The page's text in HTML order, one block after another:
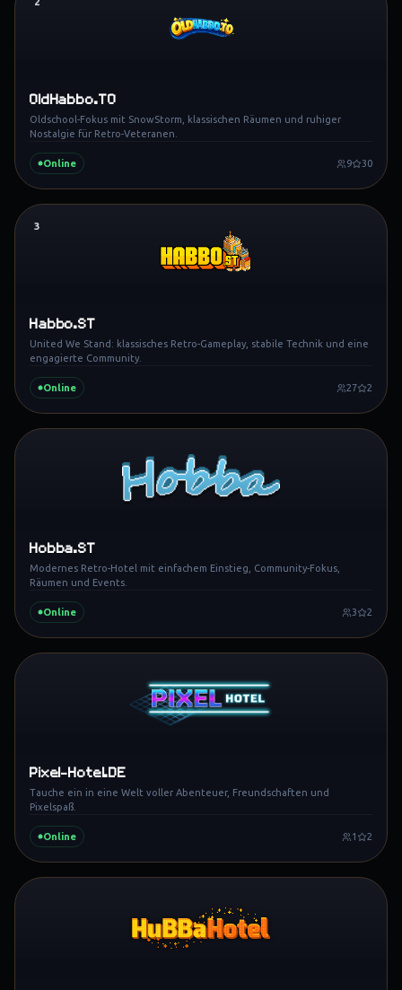
OldHabbo.TO
Oldschool-Fokus mit SnowStorm, klassischen Räumen und ruhiger
Nostalgie für Retro-Veteranen.
Online 9 30
3
Habbo.ST
United We Stand: klassisches Retro-Gameplay, stabile Technik und eine
engagierte Community.
Online 27 2
Hobba.ST
Modernes Retro-Hotel mit einfachem Einstieg, Community-Fokus,
Räumen und Events.
Online 3 2
Pixel-Hotel.DE
Tauche ein in eine Welt voller Abenteuer, Freundschaften und
Pixelspaß.
Online 1 2